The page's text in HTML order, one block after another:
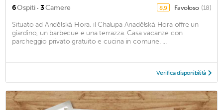
6Ospiti · 3Camere 8,9 Favoloso (18)
Situato ad Andělská Hora, il Chalupa Anadělská Hora offre un
giardino, un barbecue e una terrazza. Casa vacanze con
parcheggio privato gratuito e cucina in comune. ...
Verifica disponibilità